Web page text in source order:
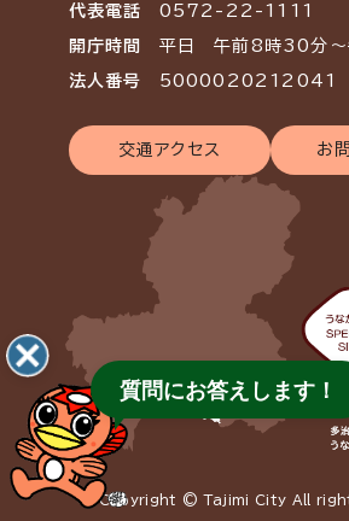
代表電話 0572-22-1111
開庁時間 平日 午前8時30分～
法人番号 5000020212041
交通アクセス お
Copyright © Tajimi City All
質問にお答えします！